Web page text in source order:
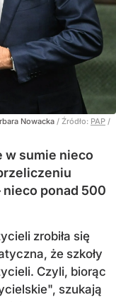
Nowacka / Źródło: PAP /
w sumie nieco
nieco ponad 500
zrobiła się
że szkoły
Czyli, biorąc
szukają